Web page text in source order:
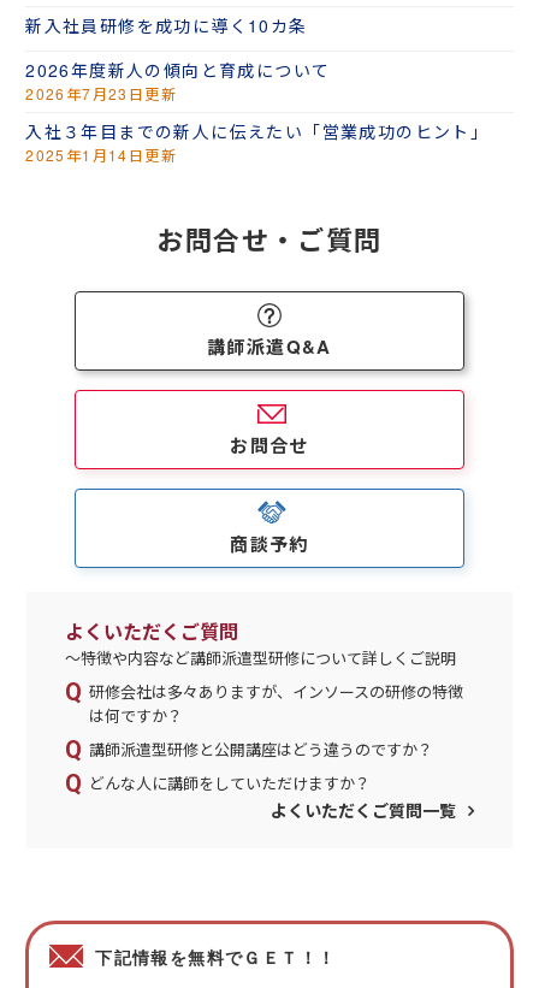
新入社員研修を成功に導く10カ条
2026年度新人の傾向と育成について
2026年7月23日更新
入社３年目までの新人に伝えたい「営業成功のヒント」
2025年1月14日更新
お問合せ・ご質問
講師派遣Q&A
お問合せ
商談予約
よくいただくご質問
～特徴や内容など講師派遣型研修について詳しくご説明
研修会社は多々ありますが、インソースの研修の特徴
は何ですか？
講師派遣型研修と公開講座はどう違うのですか？
どんな人に講師をしていただけますか？
よくいただくご質問一覧
下記情報を無料でＧＥＴ！！